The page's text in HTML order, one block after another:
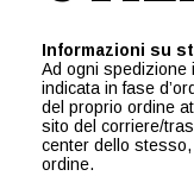
Informazioni su
Ad ogni spedizione
indicata in fase
del proprio ordine
sito del corriere/
center dello
ordine.